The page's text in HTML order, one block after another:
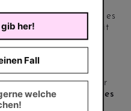
und stimmen es
ab, damit
verkauft.
dich endlich
und dein Wissen mit
ich dir gern bei der
Die Wege des
wie die Bücher
her!
Fall
welche